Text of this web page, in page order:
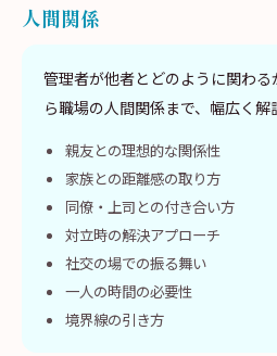
人間関係
管理者が他者とどのように関わ
ら職場の人間関係まで、幅広く解
親友との理想的な関係性
家族との距離感の取り方
同僚・上司との付き合い方
対立時の解決アプローチ
社交の場での振る舞い
一人の時間の必要性
境界線の引き方